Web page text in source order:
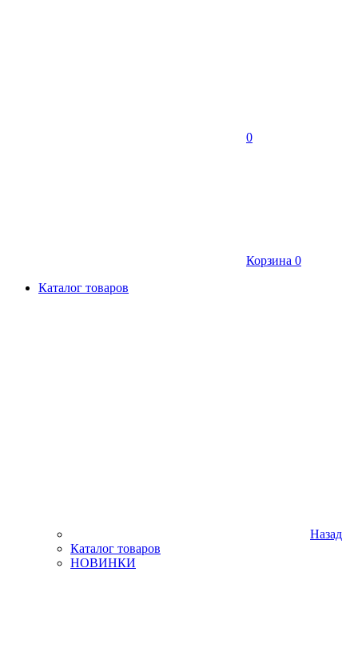
0
Корзина 0
Каталог товаров
Назад
Каталог товаров
НОВИНКИ